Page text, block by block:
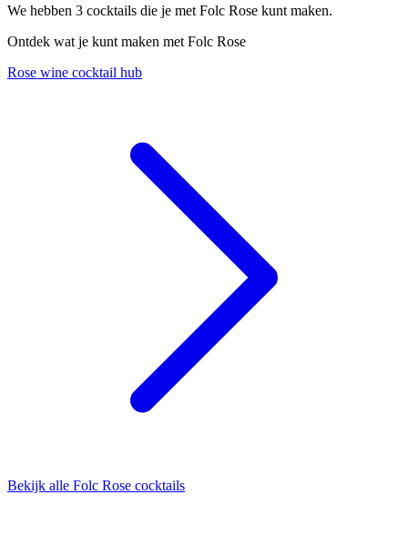
We hebben 3 cocktails die je met Folc Rose kunt maken.
Ontdek wat je kunt maken met Folc Rose
Rose wine cocktail hub
Bekijk alle Folc Rose cocktails